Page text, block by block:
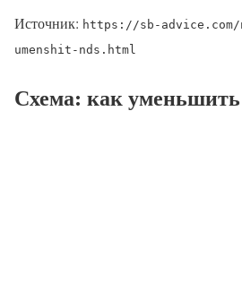
Источник: https://sb-advice.com/
umenshit-nds.html
Схема: как